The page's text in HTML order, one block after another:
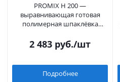
PROMIX H 200 —
выравнивающая готовая
полимерная шпаклёвка
2 483 руб./шт
Подробнее